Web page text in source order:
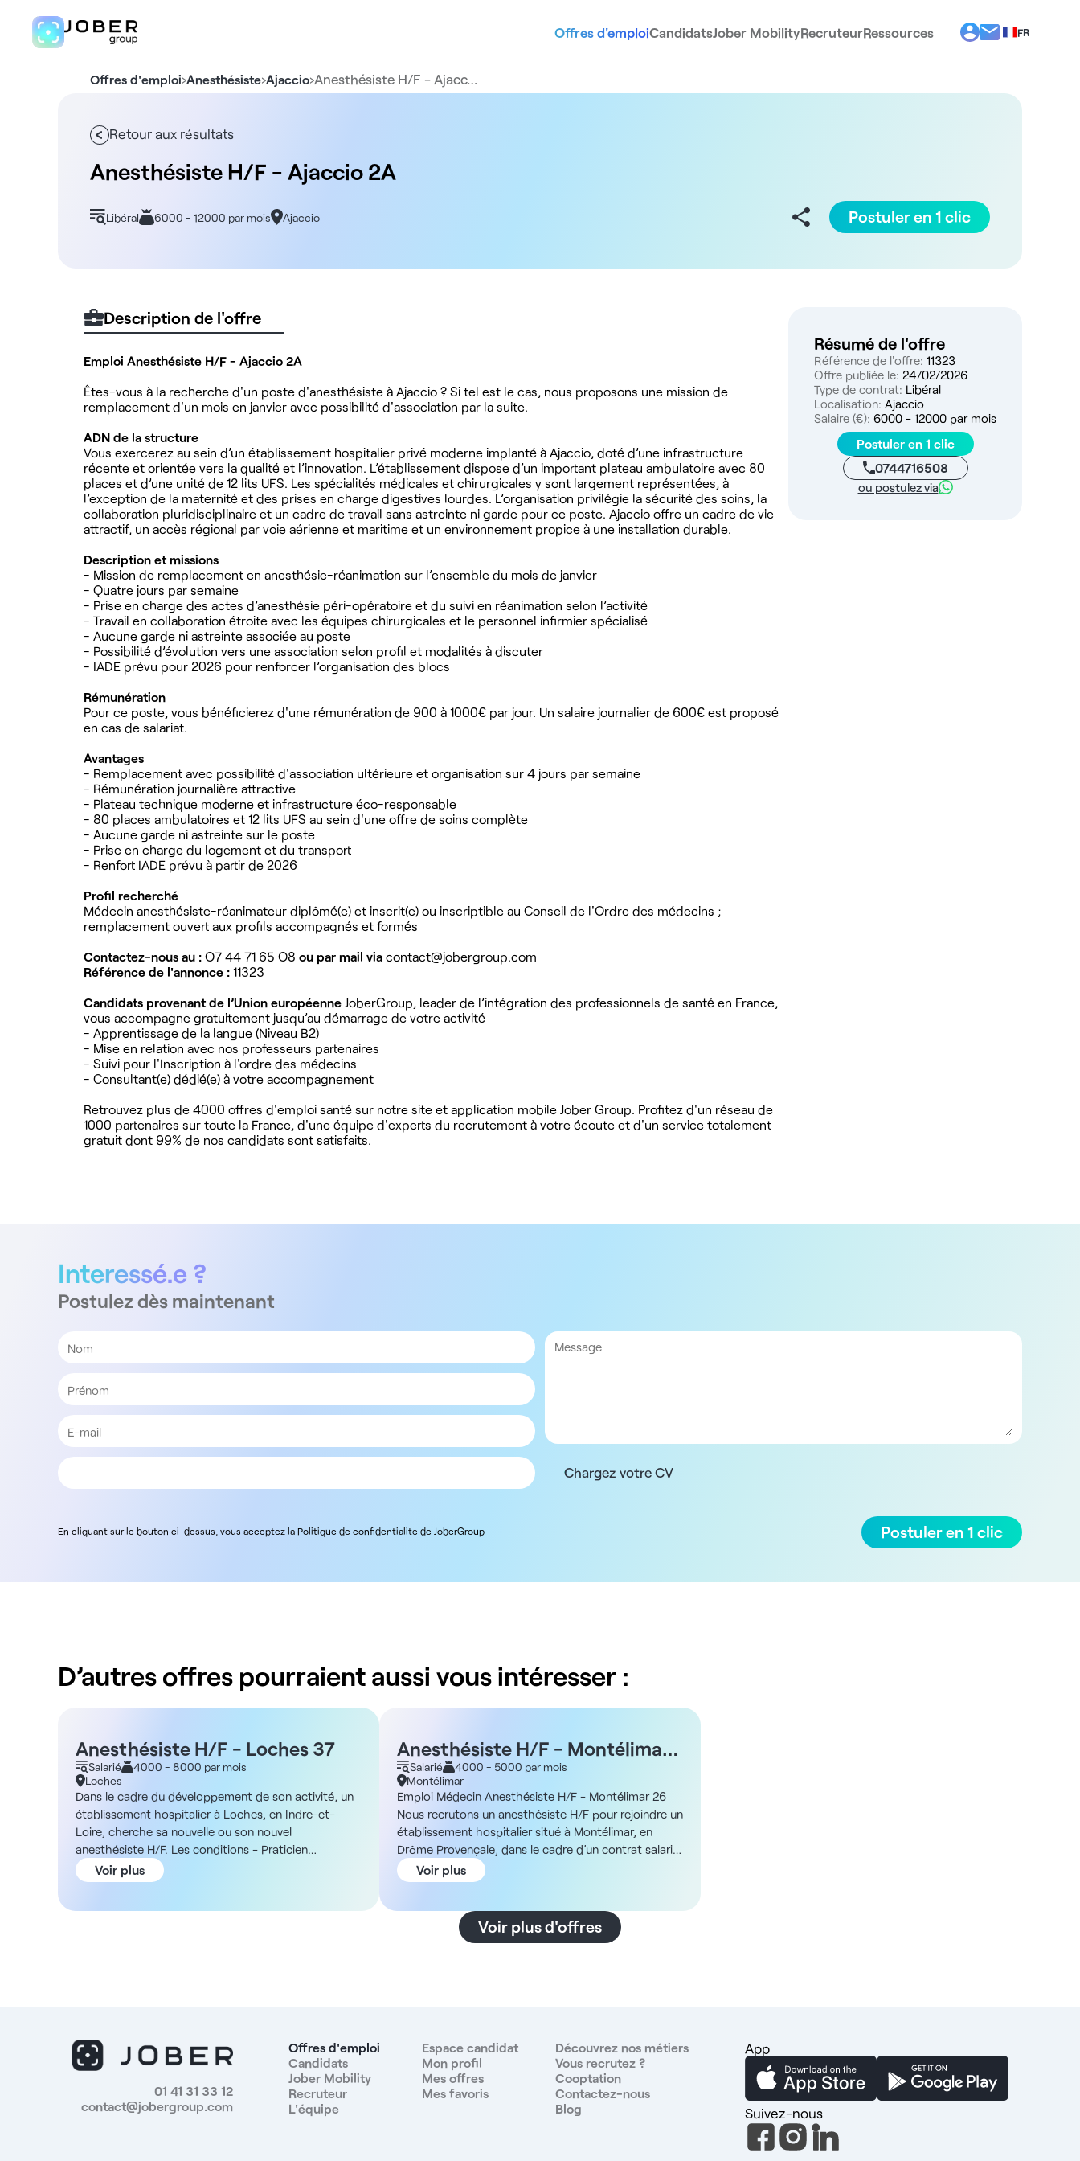
Offres d'emploiCandidatsJober MobilityRecruteurRessources
FR
ES
Offres d'emploi›Anesthésiste›Ajaccio›Anesthésiste H/F - Ajacc…
Retour aux résultats
Anesthésiste H/F - Ajaccio 2A
Libéral 6000 - 12000 par mois Ajaccio Postuler en 1 clic
Description de l'offre
Emploi Anesthésiste H/F - Ajaccio 2A
Êtes-vous à la recherche d'un poste d'anesthésiste à Ajaccio ? Si tel est le cas, nous proposons une mission de
remplacement d'un mois en janvier avec possibilité d'association par la suite.
ADN de la structure
Vous exercerez au sein d’un établissement hospitalier privé moderne implanté à Ajaccio, doté d’une infrastructure
récente et orientée vers la qualité et l’innovation. L’établissement dispose d’un important plateau ambulatoire avec 80
places et d’une unité de 12 lits UFS. Les spécialités médicales et chirurgicales y sont largement représentées, à
l’exception de la maternité et des prises en charge digestives lourdes. L’organisation privilégie la sécurité des soins, la
collaboration pluridisciplinaire et un cadre de travail sans astreinte ni garde pour ce poste. Ajaccio offre un cadre de vie
attractif, un accès régional par voie aérienne et maritime et un environnement propice à une installation durable.
Description et missions
- Mission de remplacement en anesthésie-réanimation sur l’ensemble du mois de janvier
- Quatre jours par semaine
- Prise en charge des actes d’anesthésie péri-opératoire et du suivi en réanimation selon l’activité
- Travail en collaboration étroite avec les équipes chirurgicales et le personnel infirmier spécialisé
- Aucune garde ni astreinte associée au poste
- Possibilité d’évolution vers une association selon profil et modalités à discuter
- IADE prévu pour 2026 pour renforcer l’organisation des blocs
Rémunération
Pour ce poste, vous bénéficierez d'une rémunération de 900 à 1000€ par jour. Un salaire journalier de 600€ est proposé
en cas de salariat.
Avantages
- Remplacement avec possibilité d'association ultérieure et organisation sur 4 jours par semaine
- Rémunération journalière attractive
- Plateau technique moderne et infrastructure éco-responsable
- 80 places ambulatoires et 12 lits UFS au sein d'une offre de soins complète
- Aucune garde ni astreinte sur le poste
- Prise en charge du logement et du transport
- Renfort IADE prévu à partir de 2026
Profil recherché
Médecin anesthésiste-réanimateur diplômé(e) et inscrit(e) ou inscriptible au Conseil de l'Ordre des médecins ;
remplacement ouvert aux profils accompagnés et formés
Contactez-nous au : O7 44 71 65 O8 ou par mail via contact@jobergroup.com
Référence de l'annonce : 11323
Candidats provenant de l’Union européenne JoberGroup, leader de l’intégration des professionnels de santé en France,
vous accompagne gratuitement jusqu’au démarrage de votre activité
- Apprentissage de la langue (Niveau B2)
- Mise en relation avec nos professeurs partenaires
- Suivi pour l'Inscription à l'ordre des médecins
- Consultant(e) dédié(e) à votre accompagnement
Retrouvez plus de 4000 offres d'emploi santé sur notre site et application mobile Jober Group. Profitez d'un réseau de
1000 partenaires sur toute la France, d'une équipe d'experts du recrutement à votre écoute et d'un service totalement
gratuit dont 99% de nos candidats sont satisfaits.
Résumé de l'offre
Référence de l'offre: 11323
Offre publiée le: 24/02/2026
Type de contrat: Libéral
Localisation: Ajaccio
Salaire (€): 6000 - 12000 par mois
Postuler en 1 clic
0744716508
ou postulez via
Interessé.e ?
Postulez dès maintenant
Chargez votre CV
En cliquant sur le bouton ci-dessus, vous acceptez la Politique de confidentialite de JoberGroup Postuler en 1 clic
D’autres offres pourraient aussi vous intéresser :
Anesthésiste H/F - Loches 37
Salarié
4000 - 8000 par mois
Loches
Dans le cadre du développement de son activité, un
établissement hospitalier à Loches, en Indre-et-
Loire, cherche sa nouvelle ou son nouvel
anesthésiste H/F. Les conditions - Praticien
hospitalier, praticien contractuel ou assistant
spécialiste - Temps plein La structure Vous intégrerez
surveillance post-interventionnelle de six postes,
avec environ 1 850 interventions annuelles.
L’établissement dispose par ailleurs d’un service des
urgences avec lits d’UHCD et antenne SMUR, de
services de médecine, de SSR et d’un hôpital de jour
Voir plus
Anesthésiste H/F - Montélimar
26Salarié
4000 - 5000 par mois
Montélimar
Emploi Médecin Anesthésiste H/F - Montélimar 26
Nous recrutons un anesthésiste H/F pour rejoindre un
établissement hospitalier situé à Montélimar, en
Drôme Provençale, dans le cadre d’un contrat salarié
ou libéral. Description et missions Nous recherchons
un médecin anesthésiste pour le bloc opératoire ou
de réanimation (12 lits de réanimation, 6 lits de soins
continus). Vous rejoindrez une équipe dynamique
une garde et deux jours hebdomadaires, sur la base
de 40 heures hebdomadaires. Temps additionnel
possible. ADN de la structure L’établissement, de
taille moyenne, offre un environnement médical
complet avec un plateau technique performant. Il
Voir plus
Voir plus d'offres
01 41 31 33 12
contact@jobergroup.com
Offres d'emploi
Candidats
Jober Mobility
Recruteur
L'équipe
Espace candidat
Mon profil
Mes offres
Mes favoris
Découvrez nos métiers
Vous recrutez ?
Cooptation
Contactez-nous
Blog
App
Suivez-nous